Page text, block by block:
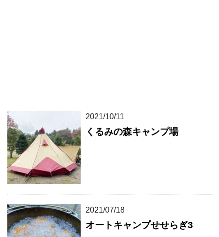
2021/10/11
くるみの森キャンプ場
2021/07/18
オートキャンプせせらぎ3